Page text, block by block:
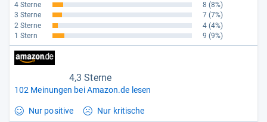
4 Sterne
8 (8%)
3 Sterne
7 (7%)
2 Sterne
4 (4%)
1 Stern
9 (9%)
4,3 Sterne
102 Meinungen bei Amazon.de lesen
Nur positive Nur kritische